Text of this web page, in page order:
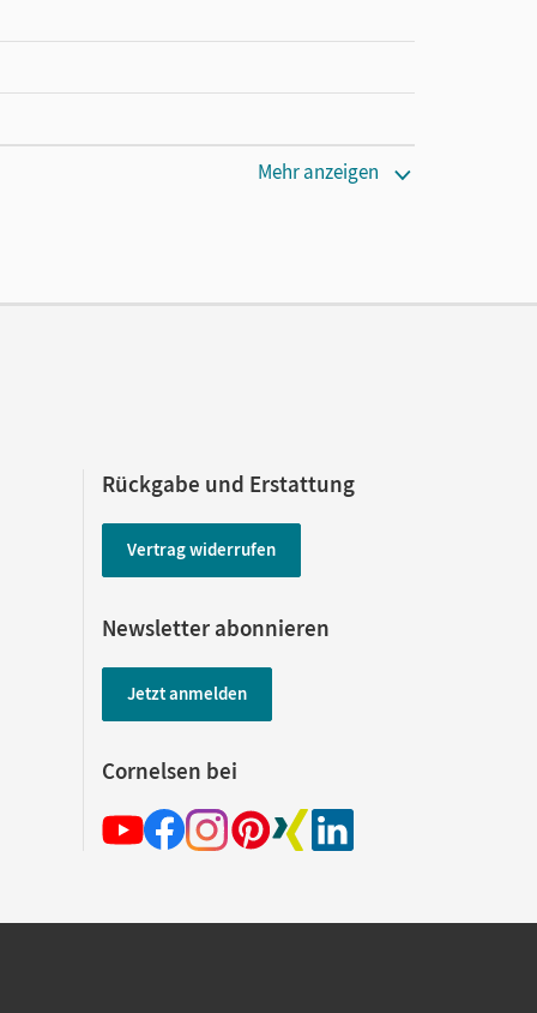
Mehr anzeigen
Rückgabe und Erstattung
Vertrag widerrufen
Newsletter abonnieren
Jetzt anmelden
Cornelsen bei